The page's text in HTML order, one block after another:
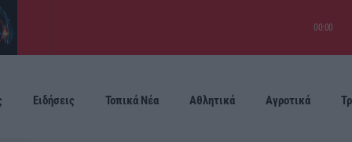
00:00
Ειδήσεις Τοπικά Νέα Αθλητικά Αγροτικά